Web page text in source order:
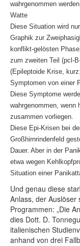
wahrgenommen
Watte
Diese Situation wird
Graphik zur
konflikt-gelösten
zum zweiten Teil (pcl-
(Epileptoide Krise,
Symptomen von einer
Diese Symptome
wahrgenommen, wenn
zusammen vorliegen.
Diese Epi-Krisen bei
Großhirnrindenfeld
Dauer. Aber in der
etwa wegen
Situation einer
Und genau diese
Anlass, der Auslöser
Programmen: „Die
dies Dott. D.
italienischen
anhand von drei